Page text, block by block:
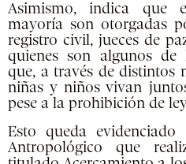
Asimismo, indica que
mayoría son otorgadas
registro civil, jueces de
quienes son algunos de
que, a través de distintos
niñas y niños vivan
pese a la prohibición de
Esto queda
Antropológico que